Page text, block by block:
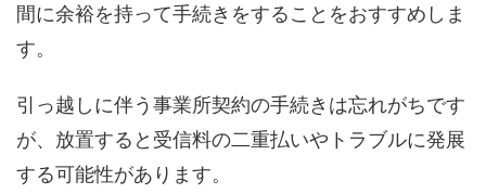
間に余裕を持って手続きをすることをおすすめしま
す。
引っ越しに伴う事業所契約の手続きは忘れがちです
が、放置すると受信料の二重払いやトラブルに発展
する可能性があります。